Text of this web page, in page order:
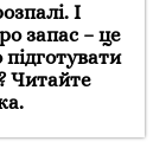
І
запас – це
Читайте